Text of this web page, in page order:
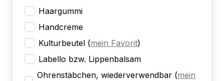
Haargummi
Handcreme
Kulturbeutel (mein Favorit)
Labello bzw. Lippenbalsam
Ohrenstäbchen, wiederverwendbar (mein